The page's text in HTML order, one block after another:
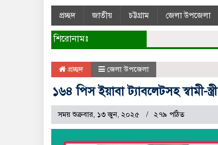
প্রচ্ছদ জাতীয় চট্টগ্রাম জেলা উপজেলা
শিরোনামঃ
প্রচ্ছদ জেলা উপজেলা
১৬৪ পিস ইয়াবা ট্যাবলেটসহ স্বামী-
সময় শুক্রবার, ১৩ জুন, ২০২৫ ২৭৯ পঠিত